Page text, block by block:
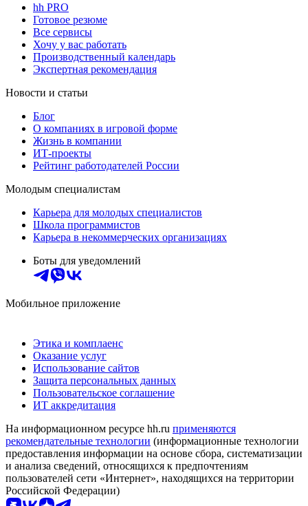
hh PRO
Готовое резюме
Все сервисы
Хочу у вас работать
Производственный календарь
Экспертная рекомендация
Новости и статьи
Блог
О компаниях в игровой форме
Жизнь в компании
ИТ-проекты
Рейтинг работодателей России
Молодым специалистам
Карьера для молодых специалистов
Школа программистов
Карьера в некоммерческих организациях
Боты для уведомлений
Мобильное приложение
Этика и комплаенс
Оказание услуг
Использование сайтов
Защита персональных данных
Пользовательское соглашение
ИТ аккредитация
На информационном ресурсе hh.ru применяются
рекомендательные технологии (информационные технологии
предоставления информации на основе сбора, систематизации
и анализа сведений, относящихся к предпочтениям
пользователей сети «Интернет», находящихся на территории
Российской Федерации)